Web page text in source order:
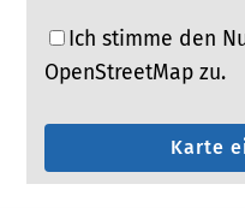
Ich stimme den
OpenStreetMap zu.
Karte